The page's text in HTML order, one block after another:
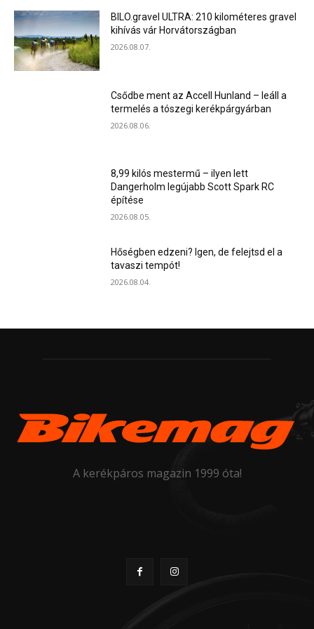
BILO.gravel ULTRA: 210 kilométeres gravel
kihívás vár Horvátországban
2026.08.07.
Csődbe ment az Accell Hunland – leáll a
termelés a tószegi kerékpárgyárban
2026.08.06.
8,99 kilós mestermű – ilyen lett
Dangerholm legújabb Scott Spark RC
építése
2026.08.05.
Hőségben edzeni? Igen, de felejtsd el a
tavaszi tempót!
2026.08.04.
A kerékpáros magazin 1999 óta!